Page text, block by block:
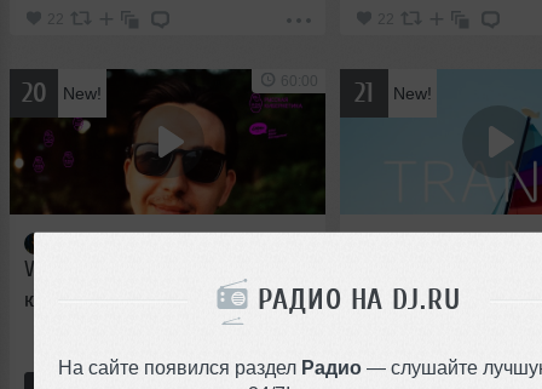
РАДИО НА DJ.RU
На сайте появился раздел Радио — слушайте
22 22
20 New!
Vertigini — Микшер Русской
кибернетики 253 с Евгением
Сваловым (4Mal) и Александром
Киреевым (02.03.2022)
Deep House
60:00 21 New!